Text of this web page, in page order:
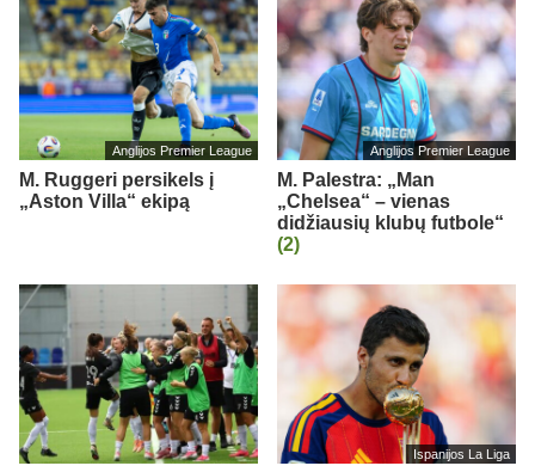
Anglijos Premier League
M. Ruggeri persikels į
„Aston Villa“ ekipą
Anglijos Premier League
M. Palestra: „Man
„Chelsea“ – vienas
didžiausių klubų futbole“
(2)
Ispanijos La Liga